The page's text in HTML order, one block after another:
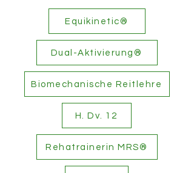
Equikinetic®
Dual-Aktivierung®
Biomechanische Reitlehre
H. Dv. 12
Rehatrainerin MRS®